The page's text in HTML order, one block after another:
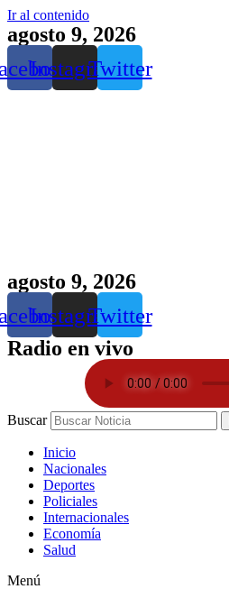
Ir al contenido
agosto 9, 2026
InstagramTwitter
agosto 9, 2026
InstagramTwitter
Radio en vivo
Buscar
Inicio
Nacionales
Deportes
Policiales
Internacionales
Economía
Salud
Menú